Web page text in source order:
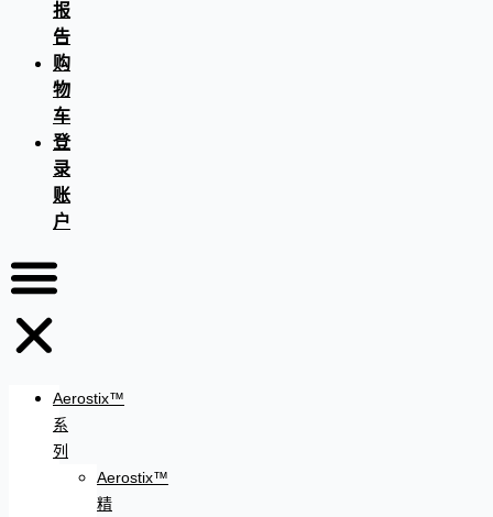
报
告
购
物
车
登
录
账
户
Aerostix™
系
列
Aerostix™
精